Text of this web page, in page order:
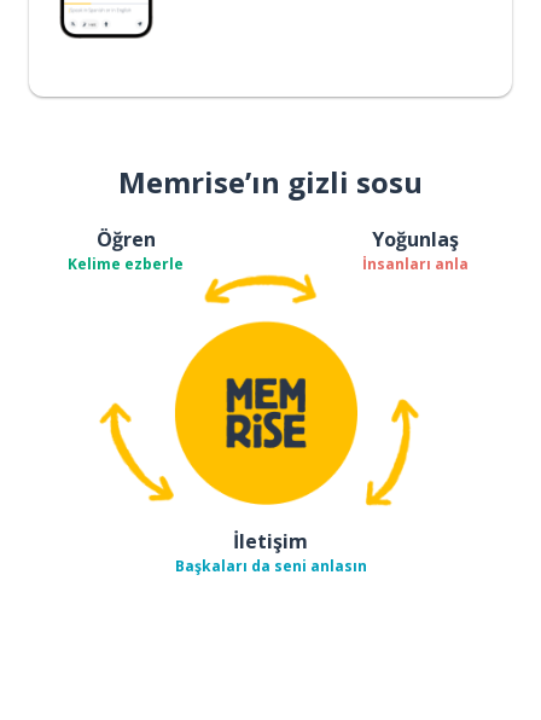
Memrise’ın gizli sosu
Öğren
Kelime ezberle
Yoğunlaş
İnsanları anla
İletişim
Başkaları da seni anlasın